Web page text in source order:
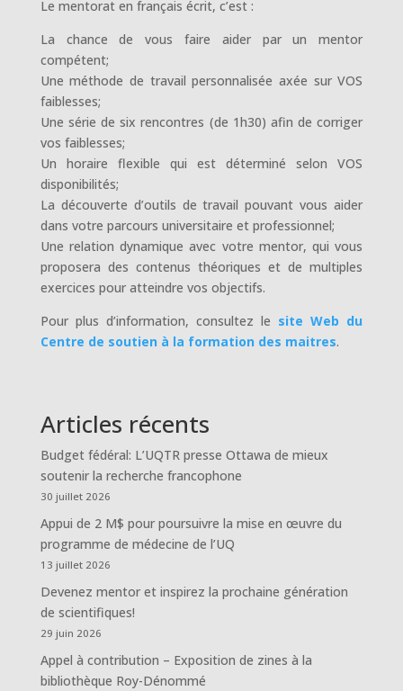
Le mentorat en français écrit, c’est :
La chance de vous faire aider par un mentor
compétent;
Une méthode de travail personnalisée axée sur VOS
faiblesses;
Une série de six rencontres (de 1h30) afin de corriger
vos faiblesses;
Un horaire flexible qui est déterminé selon VOS
disponibilités;
La découverte d’outils de travail pouvant vous aider
dans votre parcours universitaire et professionnel;
Une relation dynamique avec votre mentor, qui vous
proposera des contenus théoriques et de multiples
exercices pour atteindre vos objectifs.
Pour plus d’information, consultez le site Web du
Centre de soutien à la formation des maitres.
Articles récents
Budget fédéral: L’UQTR presse Ottawa de mieux
soutenir la recherche francophone
30 juillet 2026
Appui de 2 M$ pour poursuivre la mise en œuvre du
programme de médecine de l’UQ
13 juillet 2026
Devenez mentor et inspirez la prochaine génération
de scientifiques!
29 juin 2026
Appel à contribution – Exposition de zines à la
bibliothèque Roy-Dénommé